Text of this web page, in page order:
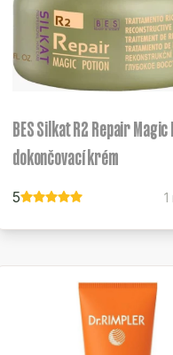
BES Silkat R2 Repair
dokončovací krém
5